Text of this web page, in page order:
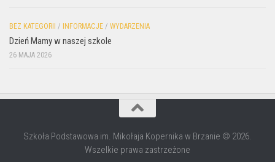
BEZ KATEGORII / INFORMACJE / WYDARZENIA
Dzień Mamy w naszej szkole
26 MAJA 2026
Szkoła Podstawowa im. Mikołaja Kopernika w Brzanie © 2026.
Wszelkie prawa zastrzeżone